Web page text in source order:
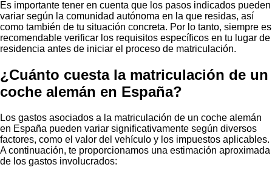
Es importante tener en cuenta que los pasos indicados pueden
variar según la comunidad autónoma en la que residas, así
como también de tu situación concreta. Por lo tanto, siempre es
recomendable verificar los requisitos específicos en tu lugar de
residencia antes de iniciar el proceso de matriculación.
¿Cuánto cuesta la matriculación de un
coche alemán en España?
Los gastos asociados a la matriculación de un coche alemán
en España pueden variar significativamente según diversos
factores, como el valor del vehículo y los impuestos aplicables.
A continuación, te proporcionamos una estimación aproximada
de los gastos involucrados: